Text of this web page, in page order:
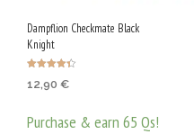
Dampflion Checkmate Black
Knight
4.40
12,90 €
Purchase & earn 65 Qs!